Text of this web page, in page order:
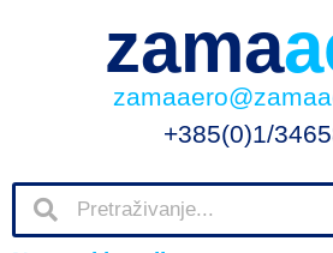
zama
+385(0)1/